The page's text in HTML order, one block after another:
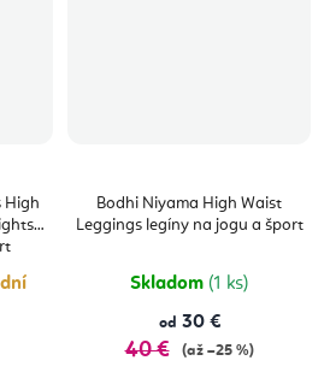
High
Bodhi Niyama High Waist
Leggings legíny na jogu a šport
Skladom (1 ks)
od 30 €
40 € (až –25 %)